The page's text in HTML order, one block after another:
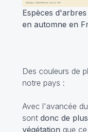
Espèces
en automne en
Des couleurs de
notre pays :
Avec l'avancée
sont donc de
végétation que